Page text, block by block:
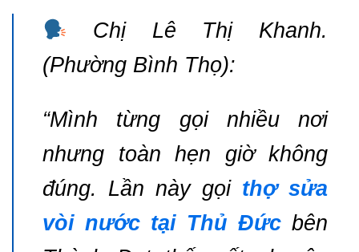
Chị Lê Thị Khanh.
(Phường Bình Thọ):
“Mình từng gọi nhiều nơi
nhưng toàn hẹn giờ không
đúng. Lần này gọi thợ sửa
vòi nước tại Thủ Đức bên